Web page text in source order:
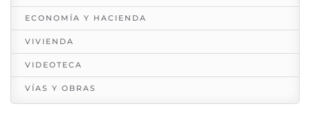
ECONOMÍA Y HACIENDA
VIVIENDA
VIDEOTECA
VÍAS Y OBRAS